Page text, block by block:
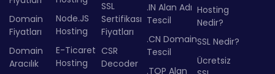
Domain
Fiyatları
Domain
Aracılık
Node.JS
Hosting
E-Ticaret
Hosting
SSL
Sertifikası
Fiyatları
CSR
Decoder
.IN Alan Adı
Tescil
.CN Domain
Tescil
.TOP Alan
Hosting
Nedir?
SSL Nedir?
Ücretsiz